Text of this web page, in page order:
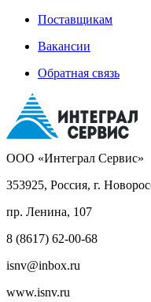
Поставщикам
Вакансии
Обратная связь
ООО «Интеграл Сервис»
353925, Россия, г.
пр. Ленина, 107
8 (8617) 62-00-68
isnv@inbox.ru
www.isnv.ru